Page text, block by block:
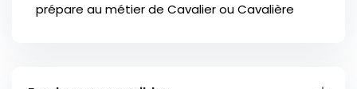
prépare au métier de Cavalier ou Cavalière